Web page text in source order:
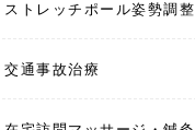
ストレッチポール姿勢調整
交通事故治療